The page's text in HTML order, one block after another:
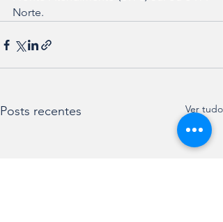
Norte.
Posts recentes Ver tudo